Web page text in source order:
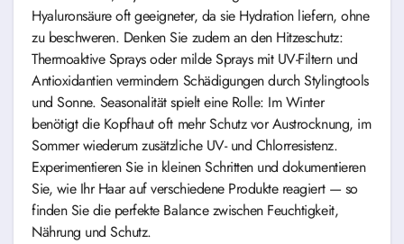
Hyaluronsäure oft geeigneter, da sie Hydration liefern, ohne
zu beschweren. Denken Sie zudem an den Hitzeschutz:
Thermoaktive Sprays oder milde Sprays mit UV-Filtern und
Antioxidantien vermindern Schädigungen durch Stylingtools
und Sonne. Seasonalität spielt eine Rolle: Im Winter
benötigt die Kopfhaut oft mehr Schutz vor Austrocknung, im
Sommer wiederum zusätzliche UV- und Chlorresistenz.
Experimentieren Sie in kleinen Schritten und dokumentieren
Sie, wie Ihr Haar auf verschiedene Produkte reagiert — so
finden Sie die perfekte Balance zwischen Feuchtigkeit,
Nährung und Schutz.